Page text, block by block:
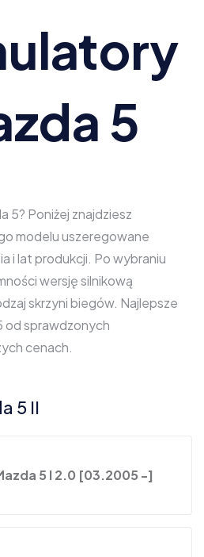
5
5? Poniżej znajdziesz
modelu uszeregowane
i lat produkcji. Po wybraniu
wersję silnikową
skrzyni biegów. Najlepsze
od sprawdzonych
cenach.
5 II
5 I 2.0 [03.2005 -]